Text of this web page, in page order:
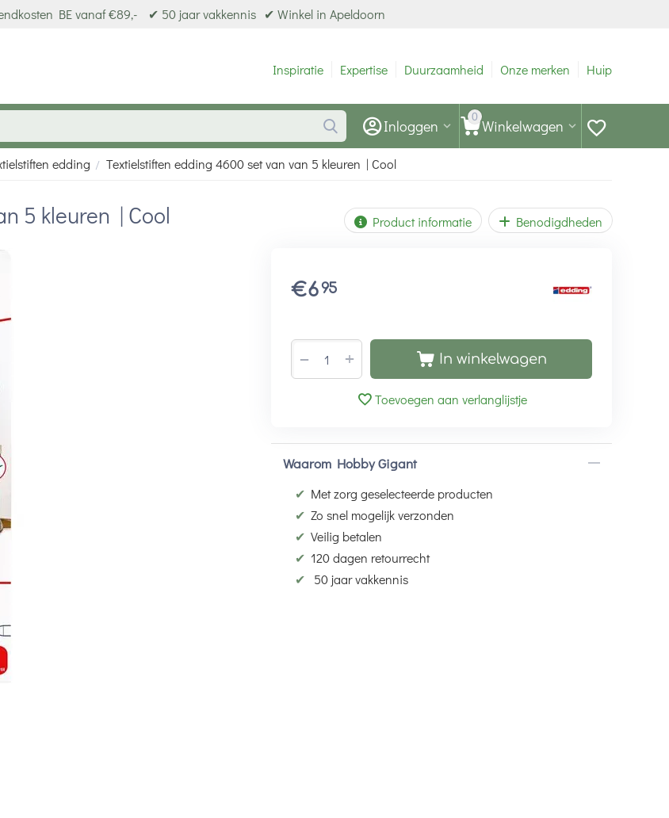
BE vanaf €89,- ✔ 50 jaar vakkennis ✔ Winkel in Apeldoorn
Inspiratie Expertise Duurzaamheid Onze merken Hulp
0 Winkelwagen
Inloggen
edding / Textielstiften edding 4600 set van van 5 kleuren | Cool
5 kleuren | Cool Product informatie Benodigdheden
€695
+
− In winkelwagen
Toevoegen aan verlanglijstje
Waarom Hobby Gigant
✔ Met zorg geselecteerde producten
✔ Zo snel mogelijk verzonden
✔ Veilig betalen
✔ 120 dagen retourrecht
✔
50 jaar vakkennis